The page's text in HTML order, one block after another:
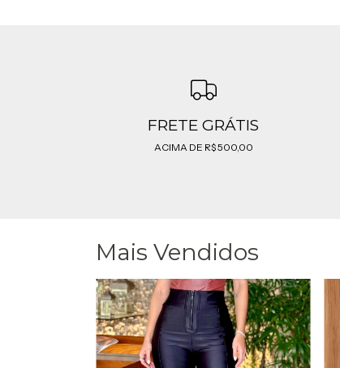
FRETE GRÁTIS
ACIMA DE R$ 500,00
Mais Vendidos